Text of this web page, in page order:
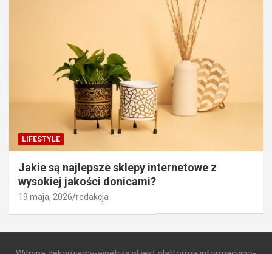
LIFESTYLE
Jakie są najlepsze sklepy internetowe z
wysokiej jakości donicami?
19 maja, 2026 redakcja